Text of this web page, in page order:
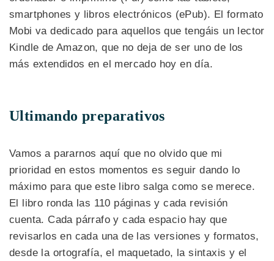
smartphones y libros electrónicos (ePub). El formato
Mobi va dedicado para aquellos que tengáis un lector
Kindle de Amazon, que no deja de ser uno de los
más extendidos en el mercado hoy en día.
Ultimando preparativos
Vamos a pararnos aquí que no olvido que mi
prioridad en estos momentos es seguir dando lo
máximo para que este libro salga como se merece.
El libro ronda las 110 páginas y cada revisión
cuenta. Cada párrafo y cada espacio hay que
revisarlos en cada una de las versiones y formatos,
desde la ortografía, el maquetado, la sintaxis y el